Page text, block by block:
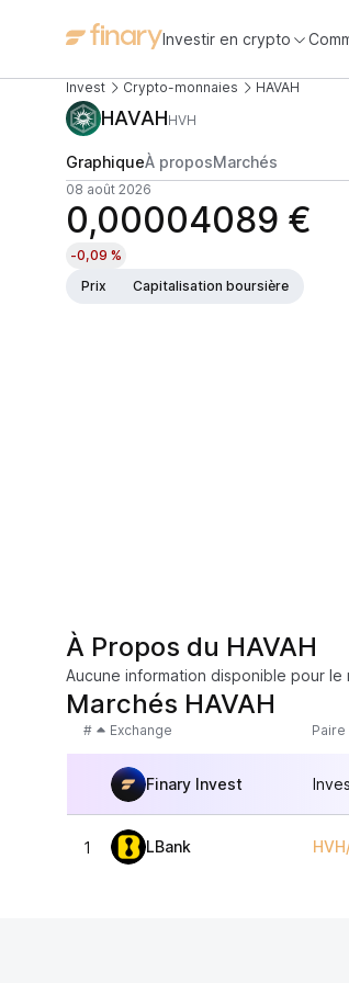
Investir en crypto
Invest Crypto-monnaies HAVAH
HAVAHHVH
GraphiqueÀ proposMarchés
08 août 2026
0,00004089 €
-0,09 %
Prix
Capitalisation boursière
À Propos du HAVAH
Aucune information disponible pour le
Marchés HAVAH
# Exchange Paire
Finary Invest
1 LBank HVH